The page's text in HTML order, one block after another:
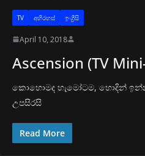
TV අභිරහස් ඉංග්‍රීසි
April 10, 2018
Ascension (TV
කොහොමද හැමෝටම, හොදින්
උපසිරසි
Read More